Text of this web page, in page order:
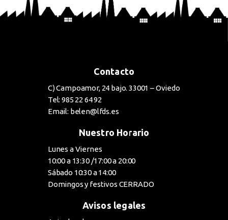
Contacto
C) Campoamor, 24 bajo. 33001 – Oviedo
Tel: 985 22 64 92
Email: belen@lfds.es
Nuestro Horario
Lunes a Viernes
10:00 a 13:30 /17:00 a 20:00
Sábado 10:30 a 14:00
Domingos y festivos CERRADO
Avisos legales